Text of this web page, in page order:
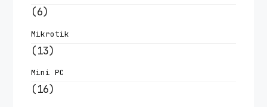
(6)
Mikrotik
(13)
Mini PC
(16)